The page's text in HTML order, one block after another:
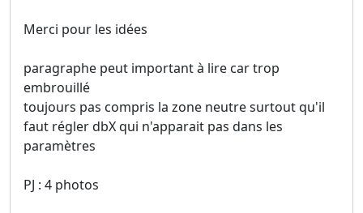
Merci pour les idées
paragraphe peut important à lire car trop
embrouillé
toujours pas compris la zone neutre surtout qu'il
faut régler dbX qui n'apparait pas dans les
paramètres
PJ : 4 photos